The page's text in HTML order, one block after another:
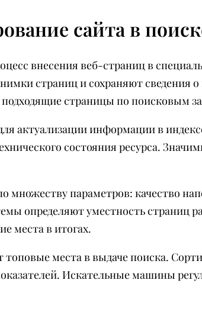
сайта в
внесения веб-страниц в
страниц и сохраняют сведения
страницы по поисковым
актуализации информации в
состояния ресурса.
параметров: качество
определяют уместность страниц
места в итогах.
места в выдаче поиска.
Искательные машины